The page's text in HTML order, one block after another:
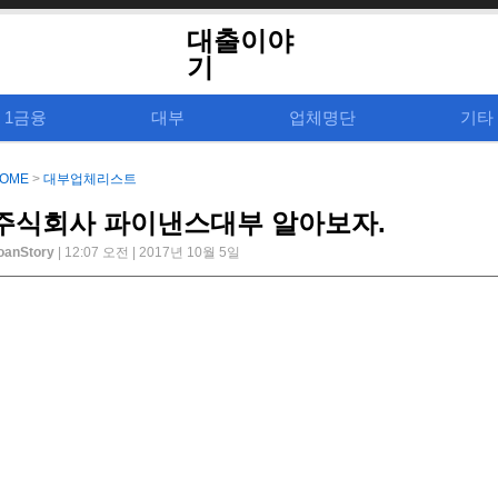
대출이야
기
1금융 대부 업체명단 기타
> 대부업체리스트
식회사 파이낸스대부 알아보자.
| 12:07 오전 | 2017년 10월 5일